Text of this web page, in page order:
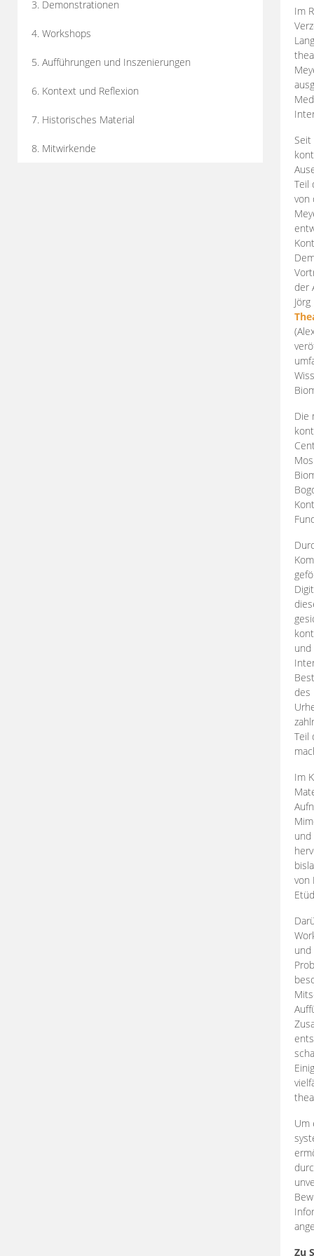
3. Demonstrationen
4. Workshops
5. Aufführungen und Inszenierungen
6. Kontext und Reflexion
7. Historisches Material
8. Mitwirkende
Im
Teil
von
der
Die
des
Teil
Im
und
von
und
Um
Zu